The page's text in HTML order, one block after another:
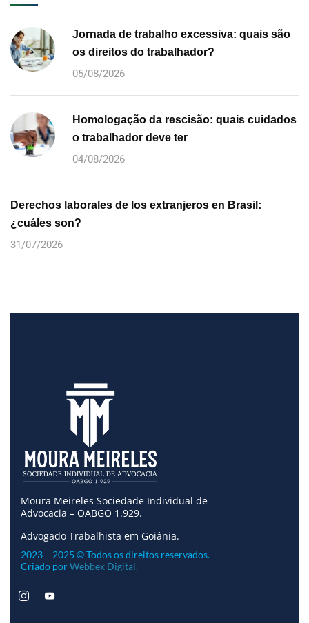
Jornada de trabalho excessiva: quais são
os direitos do trabalhador?
05/08/2026
Homologação da rescisão: quais cuidados
o trabalhador deve ter
04/08/2026
Derechos laborales de los extranjeros en Brasil:
¿cuáles son?
31/07/2026
Moura Meireles Sociedade Individual de
Advocacia – OABGO 1.929.
Advogado Trabalhista em Goiânia.
2023 – 2025 © Todos os direitos reservados.
Criado porWebbex Digital.